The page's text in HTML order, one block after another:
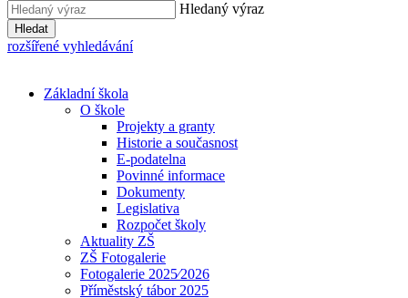
Hledaný výraz
Hledat
rozšířené vyhledávání
Základní škola
O škole
Projekty a granty
Historie a současnost
E-podatelna
Povinné informace
Dokumenty
Legislativa
Rozpočet školy
Aktuality ZŠ
ZŠ Fotogalerie
Fotogalerie 2025⁄2026
Příměstský tábor 2025